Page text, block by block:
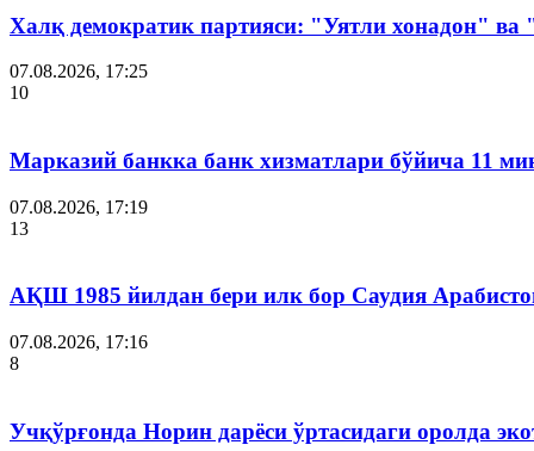
Халқ демократик партияси: "Уятли хонадон"
07.08.2026, 17:25
10
Марказий банкка банк хизматлари бўйича 11
07.08.2026, 17:19
13
АҚШ 1985 йилдан бери илк бор Саудия
07.08.2026, 17:16
8
Учқўрғонда Норин дарёси ўртасидаги оролда